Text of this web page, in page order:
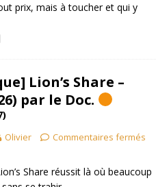
prix, mais à toucher et qui y
Lion’s Share –
par le Doc.
Olivier Commentaires fermés
Share réussit là où beaucoup